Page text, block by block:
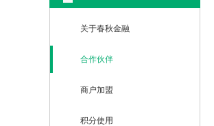
关于春秋金融
合作伙伴
商户加盟
积分使用